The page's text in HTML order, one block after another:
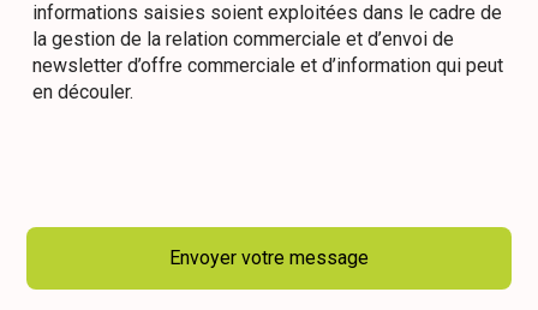
informations saisies soient exploitées dans le cadre de
la gestion de la relation commerciale et d’envoi de
newsletter d’offre commerciale et d’information qui peut
en découler.